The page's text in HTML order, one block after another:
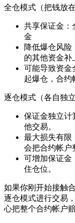
全仓模式（把钱放
共享保证金：
金
降低爆仓风
的其他资金补
可能导致资金
起爆仓，合约
逐仓模式（各自独
保证金独立计
他交易。
最大损失有限
会把合约帐户
可增加保证金
住仓位。
如果你刚开始接触
逐仓模式进行交易
心把整个合约帐户赔